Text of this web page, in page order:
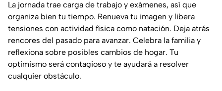
La jornada trae carga de trabajo y exámenes, así que
organiza bien tu tiempo. Renueva tu imagen y libera
tensiones con actividad física como natación. Deja atrás
rencores del pasado para avanzar. Celebra la familia y
reflexiona sobre posibles cambios de hogar. Tu
optimismo será contagioso y te ayudará a resolver
cualquier obstáculo.